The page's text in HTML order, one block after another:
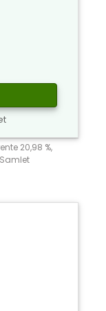
20,98 %,
Samlet